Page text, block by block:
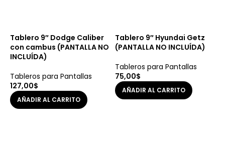
Tablero 9″ Dodge Caliber
con cambus (PANTALLA NO
INCLUÍDA)
Tableros para Pantallas
127,00$
AÑADIR AL CARRITO
Tablero 9″ Hyundai Getz
(PANTALLA NO INCLUÍDA)
Tableros para Pantallas
75,00$
AÑADIR AL CARRITO